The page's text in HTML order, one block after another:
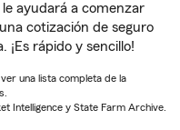
le ayudará a comenzar
cotización de seguro
¡Es rápido y sencillo!
una lista completa de la
Intelligence y State Farm Archive.